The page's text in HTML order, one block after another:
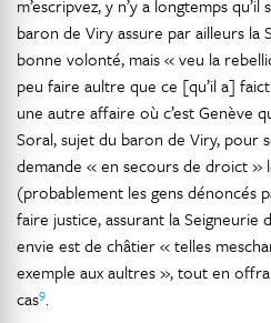
m’escripvez, y n’y a longtemps
baron de Viry assure par ailleurs la
bonne volonté, mais « veu la
peu faire aultre que ce [qu’il a]
une autre affaire où c’est Genève
Soral, sujet du baron de Viry, pour
demande « en secours de droict »
(probablement les gens dénoncés
faire justice, assurant la Seigneurie
envie est de châtier « telles
exemple aux aultres », tout en
cas9.